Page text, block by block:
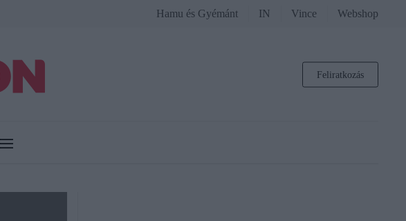
Hamu és Gyémánt IN Vince Webshop
Feliratkozás